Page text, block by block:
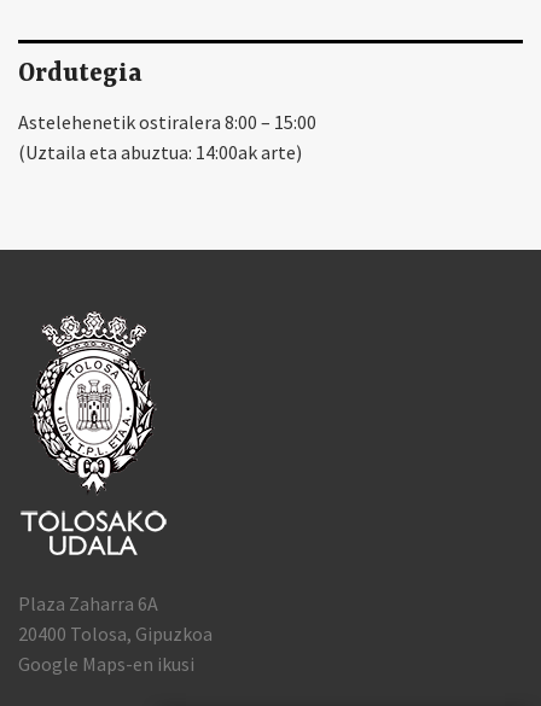
Ordutegia
Astelehenetik ostiralera 8:00 – 15:00
(Uztaila eta abuztua: 14:00ak arte)
Plaza Zaharra 6A
20400 Tolosa, Gipuzkoa
Google Maps-en ikusi